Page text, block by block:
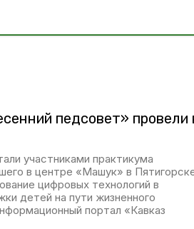
педсовет» провели
участниками практикума
в центре «Машук» в
цифровых технологий в
детей на пути жизненного
портал «Кавказ